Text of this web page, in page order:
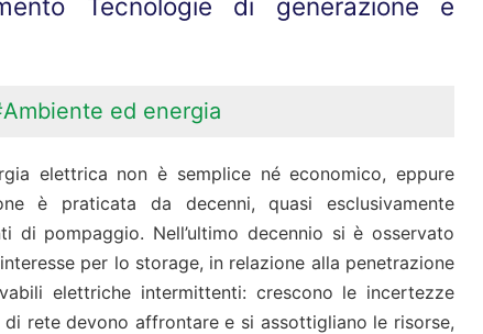
ed energia
elettrica non è semplice né economico, eppure
è praticata da decenni, quasi esclusivamente
di pompaggio. Nell’ultimo decennio si è osservato
per lo storage, in relazione alla penetrazione
elettriche intermittenti: crescono le incertezze
rete devono affrontare e si assottigliano le risorse,